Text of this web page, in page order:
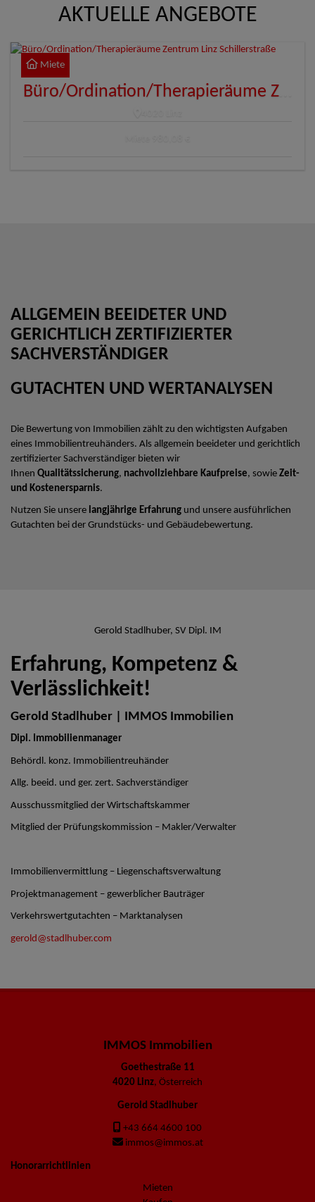
AKTUELLE ANGEBOTE
Miete
ALLGEMEIN BEEIDETER UND
GERICHTLICH ZERTIFIZIERTER
SACHVERSTÄNDIGER
GUTACHTEN UND WERTANALYSEN
Die Bewertung von Immobilien zählt zu den wichtigsten Aufgaben
eines Immobilientreuhänders. Als allgemein beeideter und gerichtlich
zertifizierter Sachverständiger bieten wir
Ihnen Qualitätssicherung, nachvollziehbare Kaufpreise, sowie Zeit-
und Kostenersparnis.
Nutzen Sie unsere langjährige Erfahrung und unsere ausführlichen
Gutachten bei der Grundstücks- und Gebäudebewertung.
Gerold Stadlhuber, SV Dipl. IM
Erfahrung, Kompetenz &
Verlässlichkeit!
Gerold Stadlhuber | IMMOS Immobilien
Dipl. Immobilienmanager
Behördl. konz. Immobilientreuhänder
Allg. beeid. und ger. zert. Sachverständiger
Ausschussmitglied der Wirtschaftskammer
Mitglied der Prüfungskommission – Makler/Verwalter
Immobilienvermittlung – Liegenschaftsverwaltung
Projektmanagement – gewerblicher Bauträger
Verkehrswertgutachten – Marktanalysen
gerold@stadlhuber.com
IMMOS Immobilien
Goethestraße 11
4020 Linz, Österreich
Gerold Stadlhuber
+43 664 4600 100
immos@immos.at
Honorarrichtlinien
Mieten